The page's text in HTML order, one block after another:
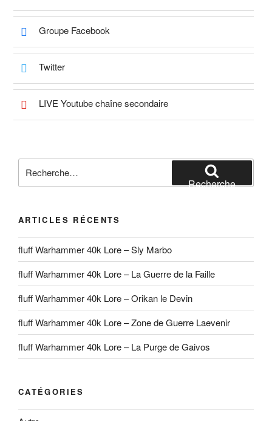
Groupe Facebook
Twitter
LIVE Youtube chaîne secondaire
pour
Recherche
ARTICLES RÉCENTS
fluff Warhammer 40k Lore – Sly Marbo
fluff Warhammer 40k Lore – La Guerre de la Faille
fluff Warhammer 40k Lore – Orikan le Devin
fluff Warhammer 40k Lore – Zone de Guerre Laevenir
fluff Warhammer 40k Lore – La Purge de Gaivos
CATÉGORIES